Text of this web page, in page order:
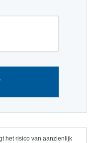
het risico van aanzienlijk